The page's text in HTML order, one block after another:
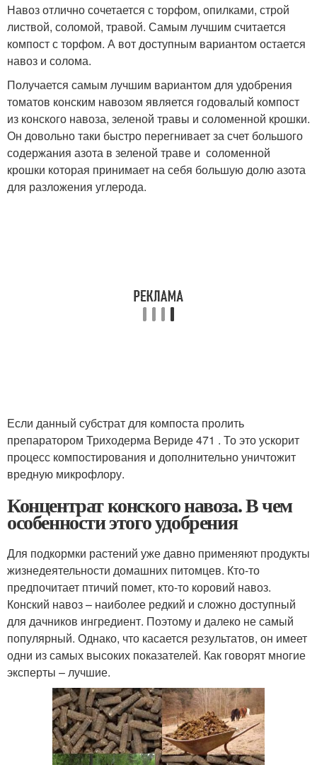
Навоз отлично сочетается с торфом, опилками, строй
листвой, соломой, травой. Самым лучшим считается
компост с торфом. А вот доступным вариантом остается
навоз и солома.
Получается самым лучшим вариантом для удобрения
томатов конским навозом является годовалый компост
из конского навоза, зеленой травы и соломенной крошки.
Он довольно таки быстро перегнивает за счет большого
содержания азота в зеленой траве и соломенной
крошки которая принимает на себя большую долю азота
для разложения углерода.
Если данный субстрат для компоста пролить
препаратором Триходерма Вериде 471 . То это ускорит
процесс компостирования и дополнительно уничтожит
вредную микрофлору.
Концентрат конского навоза. В чем
особенности этого удобрения
Для подкормки растений уже давно применяют продукты
жизнедеятельности домашних питомцев. Кто-то
предпочитает птичий помет, кто-то коровий навоз.
Конский навоз – наиболее редкий и сложно доступный
для дачников ингредиент. Поэтому и далеко не самый
популярный. Однако, что касается результатов, он имеет
одни из самых высоких показателей. Как говорят многие
эксперты – лучшие.